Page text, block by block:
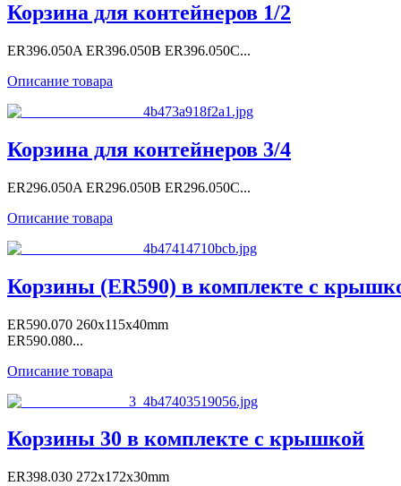
Корзина для контейнеров 1/2
ER396.050A ER396.050B ER396.050C...
Описание товара
Корзина для контейнеров 3/4
ER296.050A ER296.050B ER296.050C...
Описание товара
Корзины (ER590) в комплекте с
ER590.070 260x115x40mm
ER590.080...
Описание товара
Корзины 30 в комплекте с крышкой
ER398.030 272x172x30mm